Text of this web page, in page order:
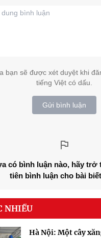
bạn sẽ được xét duyệt khi
tiếng Việt có dấu.
Gửi bình luận
có bình luận nào, hãy
tiên bình luận cho bài
NHIỀU
Hà Nội: Một cây